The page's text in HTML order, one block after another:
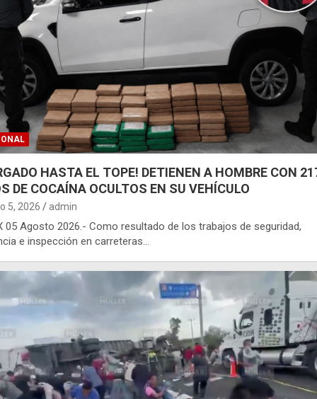
HASTA EL TOPE! DETIENEN A HOMBRE CON
DE COCAÍNA OCULTOS EN SU VEHÍCULO
5, 2026 admin
05 Agosto 2026.- Como resultado de los trabajos de seguridad,
e inspección en carreteras…